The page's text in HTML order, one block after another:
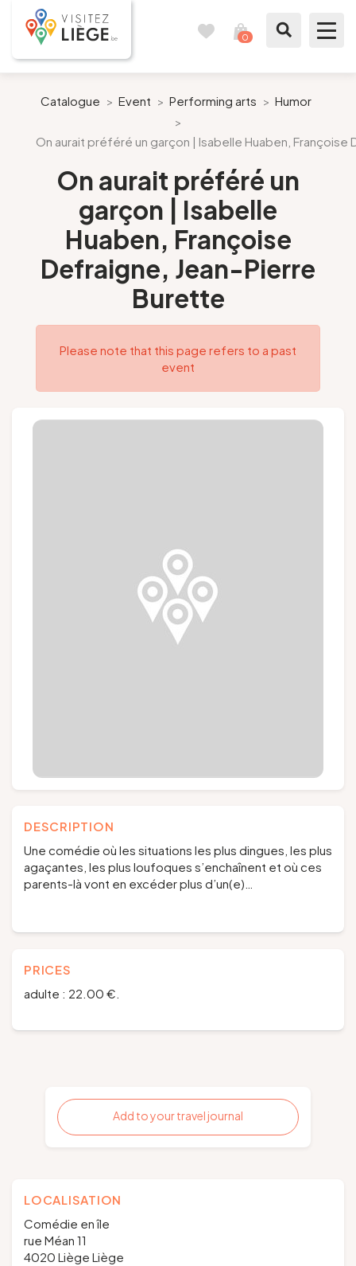
0
Like a citizen of Liège
Prepare my stay
Our suggestions
City of Liège
Groups and tour operators
Catalogue > Event > Performing arts > Humor
>
On aurait préféré un garçon | Isabelle Huaben,
On aurait préféré un
garçon | Isabelle
Huaben, Françoise
Defraigne, Jean-Pierre
Burette
Please note that this page refers to a past
event
DESCRIPTION
Une comédie où les situations les plus dingues, les plus
agaçantes, les plus loufoques s’enchaînent et où ces
parents-là vont en excéder plus d’un(e)…
PRICES
adulte : 22.00 €.
Add to your travel journal
LOCALISATION
Comédie en île
rue Méan 11
4020 Liège Liège